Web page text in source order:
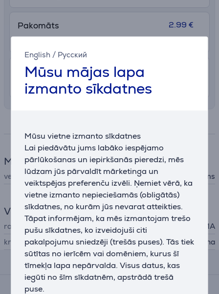
English / Русский
Mūsu mājas lapa
izmanto sīkdatnes
Mūsu vietne izmanto sīkdatnes
Lai piedāvātu jums labāko iespējamo
pārlūkošanas un iepirkšanās pieredzi, mēs
lūdzam jūs pārvaldīt mārketinga un
veiktspējas preferenču izvēli. Ņemiet vērā, ka
vietne izmanto nepieciešamās (obligātās)
sīkdatnes, no kurām jūs nevarat atteikties.
Tāpat informējam, ka mēs izmantojam trešo
pušu sīkdatnes, ko izveidojuši citi
pakalpojumu sniedzēji (trešās puses). Tās tiek
sūtītas no ierīcēm vai domēniem, kurus šī
tīmekļa lapa nepārvalda. Visus datus, kas
iegūti no šīm sīkdatnēm, apstrādā trešā
puse.
Pakomāts
13. - 18. augusts
2.99 €
Piegāde Latvijas teritorijā ar uznešanu
12. - 15. augusts
Matu kopšana
veids piederums
Vispārējais parametrs
ražotājs
GA.MA
krāsa
melna
Atsauksmes
Vidējais novērtējums